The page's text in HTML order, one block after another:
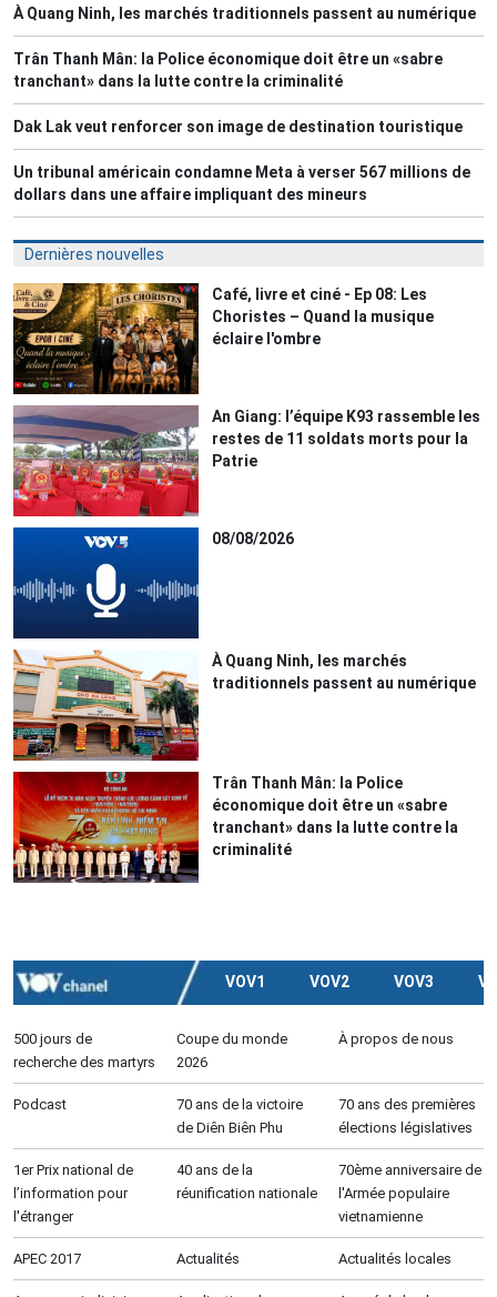
À Quang Ninh, les marchés traditionnels passent au numérique
Trân Thanh Mân: la Police économique doit être un «sabre
tranchant» dans la lutte contre la criminalité
Dak Lak veut renforcer son image de destination touristique
Un tribunal américain condamne Meta à verser 567 millions de
dollars dans une affaire impliquant des mineurs
Dernières nouvelles
Café, livre et ciné - Ep 08: Les
Choristes – Quand la musique
éclaire l'ombre
An Giang: l’équipe K93 rassemble les
restes de 11 soldats morts pour la
Patrie
08/08/2026
À Quang Ninh, les marchés
traditionnels passent au numérique
Trân Thanh Mân: la Police
économique doit être un «sabre
tranchant» dans la lutte contre la
criminalité
VOV1 VOV2 VOV3
500 jours de
recherche des martyrs
Coupe du monde
2026
À propos de nous
Podcast
70 ans de la victoire
de Diên Biên Phu
70 ans des premières
élections législatives
1er Prix national de
l’information pour
l'étranger
40 ans de la
réunification nationale
70ème anniversaire de
l'Armée populaire
vietnamienne
APEC 2017 Actualités Actualités locales